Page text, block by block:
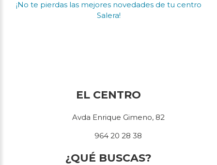
¡No te pierdas las mejores novedades de tu centro
Salera!
EL CENTRO
Avda Enrique Gimeno, 82
964 20 28 38
¿QUÉ BUSCAS?